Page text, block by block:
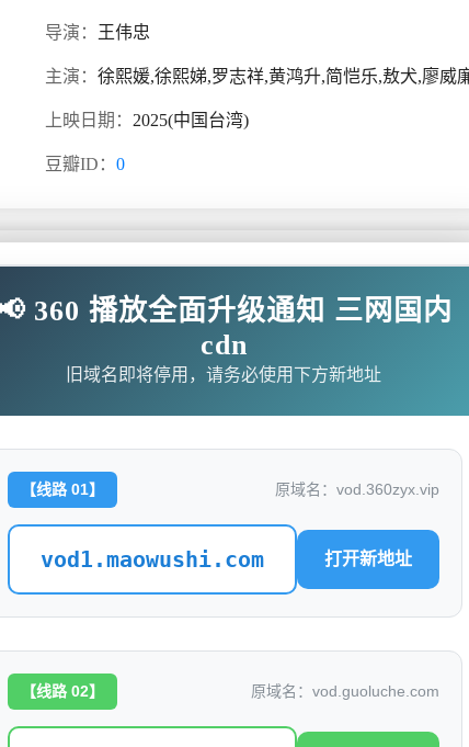
导演： 王伟忠
主演： 徐熙媛,徐熙娣,罗志祥,黄鸿升,简恺乐,敖犬,廖威
上映日期： 2025(中国台湾)
豆瓣ID： 0
，每天报道最新的娱乐新闻，节目还会请嘉宾现场访谈
艺人完成从未尝试过的事情。
FSAGTbVr/index.m3u8
7nQVCoKC/index.m3u8
XoYzk4oP/index.m3u8
Zap91qX9/index.m3u8
9vcjBSqI/index.m3u8
360 播放全面升级通知 三网国内
cdn
旧域名即将停用，请务必使用下方新地址
【线路 01】 原域名：vod.360zyx.vip
vod1.maowushi.com 打开新地址
【线路 02】 原域名：vod.guoluche.com